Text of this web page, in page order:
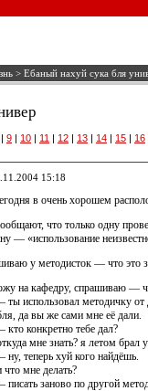
> Ебаный нахуй сука бля
| 9 | 10 | 11 | 12 | 13 | 14 | 15 | 16
15:18
в очень хорошем
что только одну
— «использование
у методисток — что это
на кафедру, спрашиваю —
использовал методичку от
да вы же сами мне её дали.
конкретно тебе дал?
мне знать? я летом брал
теперь хуй кого найдёшь.
мне делать?
заново по другой